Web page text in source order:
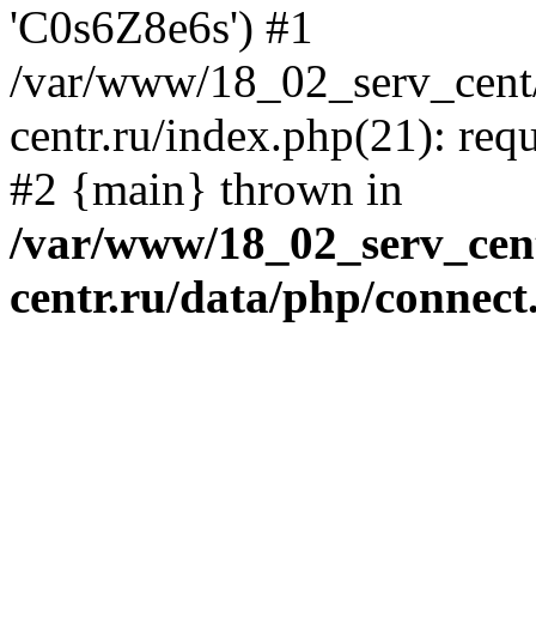
'C0s6Z8e6s') #1
/var/www/
centr.ru/index.php(21):
#2 {main} thrown in
/var/www/
centr.ru/data/php/